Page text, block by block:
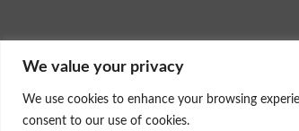
We value your privacy
We use cookies to enhance your browsing
consent to our use of cookies.